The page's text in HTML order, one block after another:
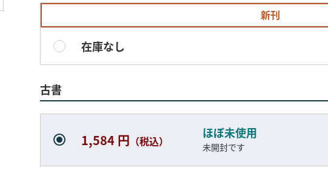
新刊
在庫なし
古書
1,584 円 （税込）
ほぼ未使用
未開封です